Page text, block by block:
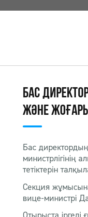
БАС
ЖӘНЕ
Бас
министрлігінің
тетіктерін
Секция
вице-министрі